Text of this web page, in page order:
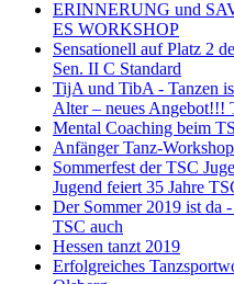
ERINNERUNG und
ES WORKSHOP
Sensationell auf Platz 2
Sen. II C Standard
TijA und TibA - Tanzen
Alter – neues Angebot!!!
Mental Coaching beim
Anfänger Tanz-
Sommerfest der TSC
Jugend feiert 35 Jahre
Der Sommer 2019 ist da
TSC auch
Hessen tanzt 2019
Erfolgreiches